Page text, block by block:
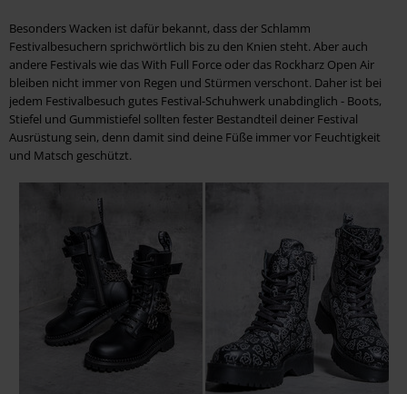
Besonders Wacken ist dafür bekannt, dass der Schlamm
Festivalbesuchern sprichwörtlich bis zu den Knien steht. Aber auch
andere Festivals wie das With Full Force oder das Rockharz Open Air
bleiben nicht immer von Regen und Stürmen verschont. Daher ist bei
jedem Festivalbesuch gutes Festival-Schuhwerk unabdinglich - Boots,
Stiefel und Gummistiefel sollten fester Bestandteil deiner Festival
Ausrüstung sein, denn damit sind deine Füße immer vor Feuchtigkeit
und Matsch geschützt.